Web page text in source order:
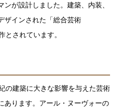
が設計しました。建築、内装、
ザインされた「総合芸術
とされています。
の建築に大きな影響を与えた芸術
あります。アール・ヌーヴォーの